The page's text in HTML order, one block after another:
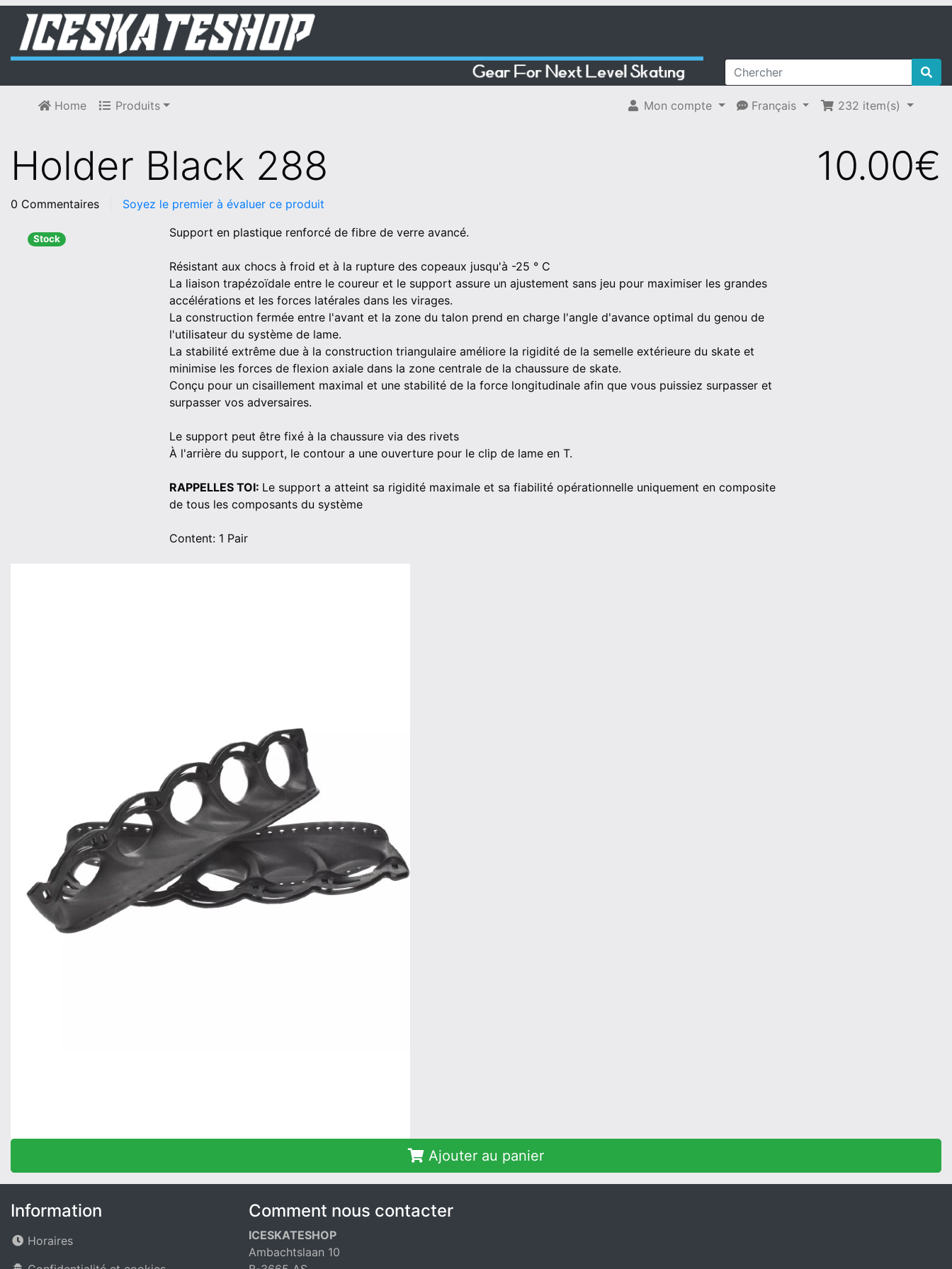
Home Produits Mon compte Français 232 item(s)
Holder Black 288 10.00€
0 Commentaires Soyez le premier à évaluer ce produit
Stock Support en plastique renforcé de fibre de verre avancé.
Résistant aux chocs à froid et à la rupture des copeaux jusqu'à -25 ° C
La liaison trapézoïdale entre le coureur et le support assure un ajustement sans jeu pour maximiser les grandes
accélérations et les forces latérales dans les virages.
La construction fermée entre l'avant et la zone du talon prend en charge l'angle d'avance optimal du genou de
l'utilisateur du système de lame.
La stabilité extrême due à la construction triangulaire améliore la rigidité de la semelle extérieure du skate et
minimise les forces de flexion axiale dans la zone centrale de la chaussure de skate.
Conçu pour un cisaillement maximal et une stabilité de la force longitudinale afin que vous puissiez surpasser et
surpasser vos adversaires.
Le support peut être fixé à la chaussure via des rivets
À l'arrière du support, le contour a une ouverture pour le clip de lame en T.
RAPPELLES TOI: Le support a atteint sa rigidité maximale et sa fiabilité opérationnelle uniquement en composite
de tous les composants du système
Content: 1 Pair
Ajouter au panier
Information
Horaires
Comment nous contacter
ICESKATESHOP
Ambachtslaan 10